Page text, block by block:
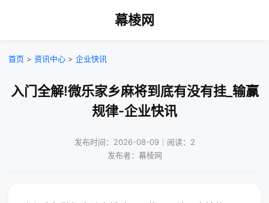
幕棱网
首页 > 资讯中心 > 企业快讯
入门全解!微乐家乡麻将到底有没有挂_输赢
规律-企业快讯
发布时间：2026-08-09｜阅读：2
发布者：幕棱网